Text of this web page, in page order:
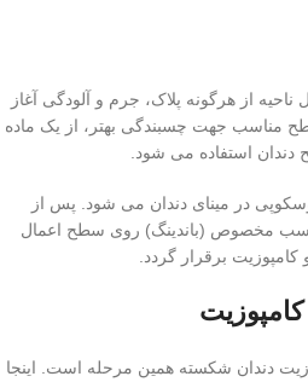
از هرگونه پلاک، جرم و آلودگی آغاز
مناسب جهت چسبندگی بهتر، از یک ماده
دندان استفاده می شود.
در مینای دندان می شود. پس از
مخصوص (باندینگ) روی سطح اعمال
برقرار گردد.
دندان شکسته همین مرحله است. اینجا